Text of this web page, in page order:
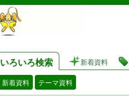
いろいろ検索 新着資料
新着資料 テーマ資料